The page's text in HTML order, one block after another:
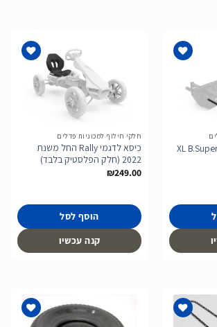
חלקי חילוף למכוניות פדלים
כיסא לדגמי Rally החל משנת
2022 (חלק הפלסטיק בלבד)
₪249.00
הוסף לסל
קנה עכשיו